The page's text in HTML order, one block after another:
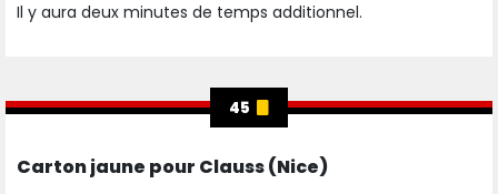
Il y aura deux minutes de temps additionnel.
45
Carton jaune pour Clauss (Nice)